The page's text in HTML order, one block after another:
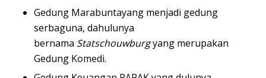
Gedung Marabuntayang menjadi gedung
serbaguna, dahulunya
bernama Statschouwburgyang merupakan
Gedung Komedi.